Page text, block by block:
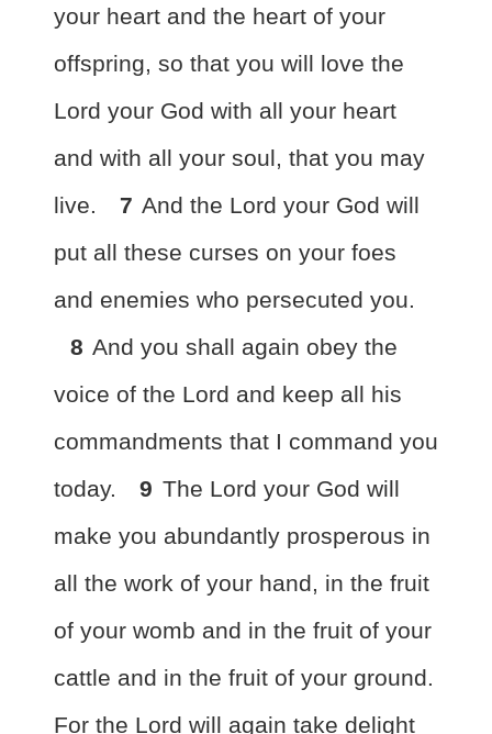
your heart and the heart of your
offspring, so that you will love the
Lord your God with all your heart
and with all your soul, that you may
live.
7 And the Lord your God will
put all these curses on your foes
and enemies who persecuted you.
8 And you shall again obey the
voice of the Lord and keep all his
commandments that I command you
today.
9 The Lord your God will
make you abundantly prosperous in
all the work of your hand, in the fruit
of your womb and in the fruit of your
cattle and in the fruit of your ground.
For the Lord will again take delight